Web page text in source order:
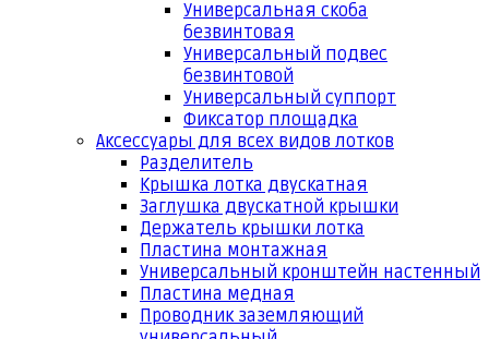
Универсальная скоба
безвинтовая
Универсальный подвес
безвинтовой
Универсальный суппорт
Фиксатор площадка
Аксессуары для всех видов лотков
Разделитель
Крышка лотка двускатная
Заглушка двускатной крышки
Держатель крышки лотка
Пластина монтажная
Универсальный кронштейн настенный
Пластина медная
Проводник заземляющий